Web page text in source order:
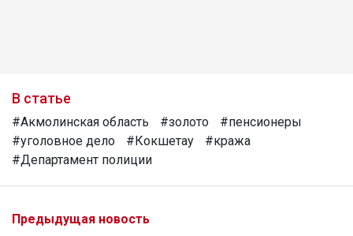
В статье
#Акмолинская область #золото
#пенсионеры
#уголовное дело
#Кокшетау
#кража
#Департамент полиции
Предыдущая новость